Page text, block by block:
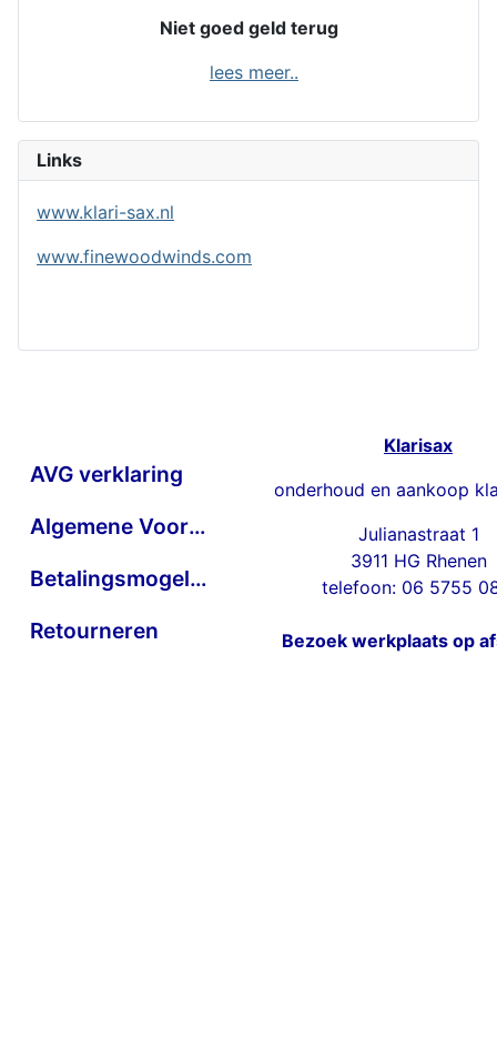
Niet goed geld terug
lees meer..
Links
www.klari-sax.nl
www.finewoodwinds.com
AVG verklaring
Algemene Voorwaarden
Betalingsmogelijkheden
Retourneren
Klarisax
onderhoud en aankoop
Julianastraat 1
3911 HG Rhenen
telefoon: 06 5755
Bezoek werkplaats op